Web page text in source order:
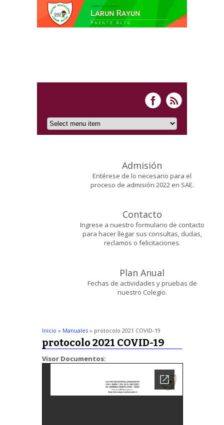
Admisión
Entérese de lo necesario para el
proceso de admisión 2022 en SAE.
Contacto
Ingrese a nuestro formulario de contacto
para hacer llegar sus consultas, dudas,
reclamos o felicitaciones.
Plan Anual
Fechas de actividades y pruebas de
nuestro Colegio.
Inicio » Manuales » protocolo 2021 COVID-19
protocolo 2021 COVID-19
Visor Documentos: